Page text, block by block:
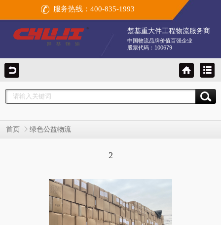
服务热线：400-835-1993
楚基重大件工程物流服务商
中国物流品牌价值百强企业
股票代码：100679
首页 绿色公益物流
2